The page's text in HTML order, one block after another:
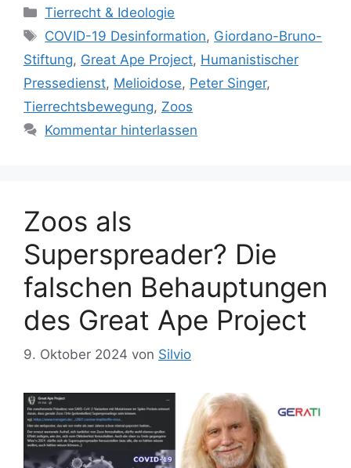
K
a
e
g
o
r
Tierrecht & Ideologie
S
c
l
a
g
e
r
COVID-19 Desinformation, Giordano-Bruno-
Stiftung, Great Ape Project, Humanistischer
Pressedienst, Melioidose, Peter Singer,
Tierrechtsbewegung, Zoos
Kommentar hinterlassen
Zoos als
Superspreader? Die
falschen Behauptungen
des Great Ape Project
9. Oktober 2024 von Silvio